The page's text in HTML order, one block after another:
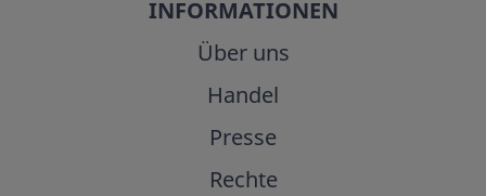
INFORMATIONEN
Über uns
Handel
Presse
Rechte